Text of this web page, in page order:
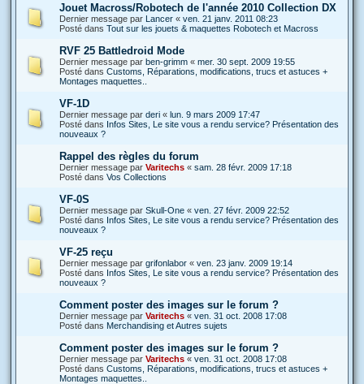
Jouet Macross/Robotech de l'année 2010 Collection DX
Dernier message par Lancer « ven. 21 janv. 2011 08:23
Posté dans Tout sur les jouets & maquettes Robotech et Macross
RVF 25 Battledroid Mode
Dernier message par ben-grimm « mer. 30 sept. 2009 19:55
Posté dans Customs, Réparations, modifications, trucs et astuces +
Montages maquettes..
VF-1D
Dernier message par deri « lun. 9 mars 2009 17:47
Posté dans Infos Sites, Le site vous a rendu service? Présentation des
nouveaux ?
Rappel des règles du forum
Dernier message par Varitechs « sam. 28 févr. 2009 17:18
Posté dans Vos Collections
VF-0S
Dernier message par Skull-One « ven. 27 févr. 2009 22:52
Posté dans Infos Sites, Le site vous a rendu service? Présentation des
nouveaux ?
VF-25 reçu
Dernier message par grifonlabor « ven. 23 janv. 2009 19:14
Posté dans Infos Sites, Le site vous a rendu service? Présentation des
nouveaux ?
Comment poster des images sur le forum ?
Dernier message par Varitechs « ven. 31 oct. 2008 17:08
Posté dans Merchandising et Autres sujets
Comment poster des images sur le forum ?
Dernier message par Varitechs « ven. 31 oct. 2008 17:08
Posté dans Customs, Réparations, modifications, trucs et astuces +
Montages maquettes..